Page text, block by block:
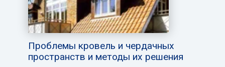
Проблемы кровель и чердачных
пространств и методы их решения